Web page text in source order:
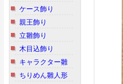
ケース飾り
親王飾り
立雛飾り
木目込飾り
キャラクター雛
ちりめん雛人形